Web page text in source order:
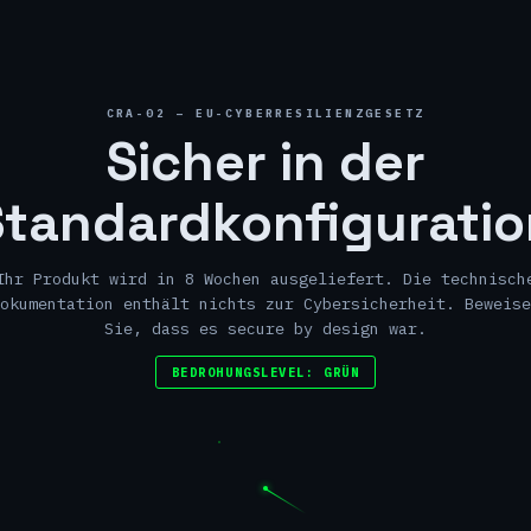
CRA-02 – EU-CYBERRESILIENZGESETZ
Sicher in der
Produkt wird in 8 Wochen ausgeliefert. Die
enthält nichts zur Cybersicherheit.
Sie, dass es secure by design war.
BEDROHUNGSLEVEL: GRÜN